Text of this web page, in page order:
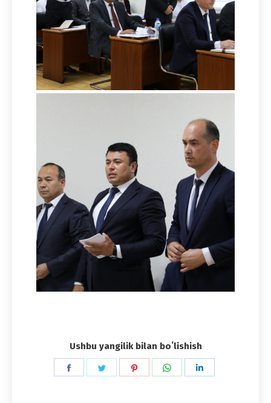
Ushbu yangilik bilan boʻlishish
Share
Share
Share
Share